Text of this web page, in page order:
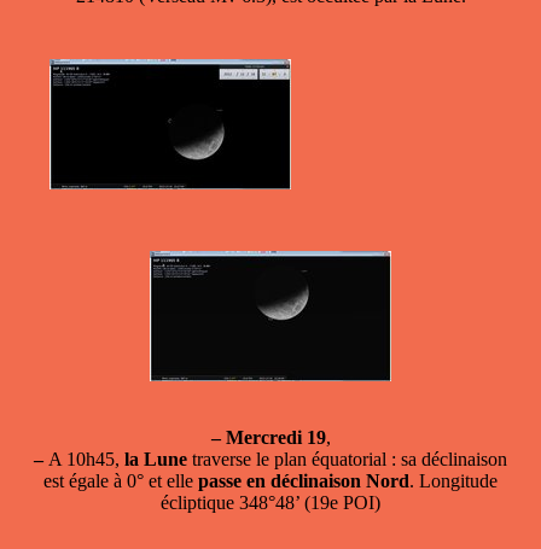
– Mercredi 19,
–A 10h45, la Lune traverse le plan équatorial : sa déclinaison
est égale à 0° et elle passe en déclinaison Nord. Longitude
écliptique 348°48’ (19e POI)